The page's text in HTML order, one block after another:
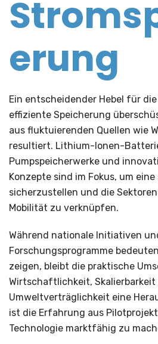
erung
Ein entscheidender Hebel für
effiziente Speicherung
aus fluktuierenden Quellen wie
resultiert. Lithium-Ionen-
Pumpspeicherwerke und
Konzepte sind im Fokus, um
sicherzustellen und die
Mobilität zu verknüpfen.
Während nationale Initiativen
Forschungsprogramme
zeigen, bleibt die praktische
Wirtschaftlichkeit, Skalierbarkeit
Umweltverträglichkeit eine
ist die Erfahrung aus
Technologie marktfähig zu